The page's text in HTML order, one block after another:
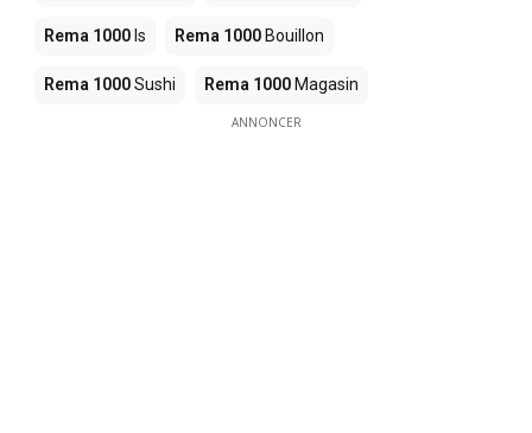
Rema 1000 Is Rema 1000 Bouillon
Rema 1000Sushi Rema 1000 Magasin
ANNONCER